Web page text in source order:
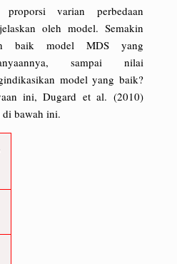
proporsi varian perbedaan
oleh model. Semakin
baik model MDS yang
sampai nilai
model yang baik?
ini, Dugard et al. (2010)
di bawah ini.